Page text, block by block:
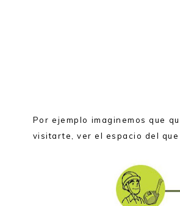
Por ejemplo imaginemos que
visitarte, ver el espacio del